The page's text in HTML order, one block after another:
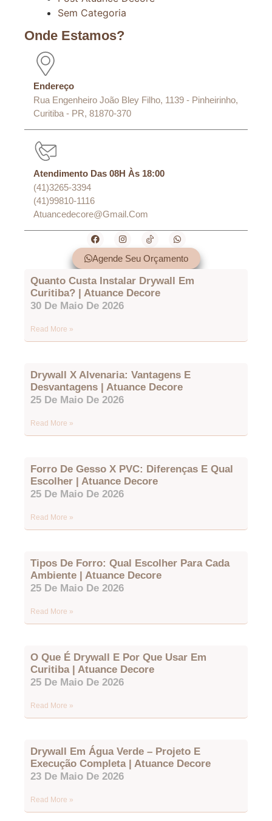
Sem Categoria
Onde Estamos?
Endereço
Rua Engenheiro João Bley Filho, 1139 - Pinheirinho,
Curitiba - PR, 81870-370
Atendimento Das 08H Às 18:00
(41)3265-3394
(41)99810-1116
Atuancedecore@gmail.com
Agende Seu Orçamento
Quanto Custa Instalar Drywall Em
Curitiba? | Atuance Decore
30 De Maio De 2026
Read More »
Drywall X Alvenaria: Vantagens E
Desvantagens | Atuance Decore
25 De Maio De 2026
Read More »
Forro De Gesso X PVC: Diferenças E Qual
Escolher | Atuance Decore
25 De Maio De 2026
Read More »
Tipos De Forro: Qual Escolher Para Cada
Ambiente | Atuance Decore
25 De Maio De 2026
Read More »
O Que É Drywall E Por Que Usar Em
Curitiba | Atuance Decore
25 De Maio De 2026
Read More »
Drywall Em Água Verde – Projeto E
Execução Completa | Atuance Decore
23 De Maio De 2026
Read More »